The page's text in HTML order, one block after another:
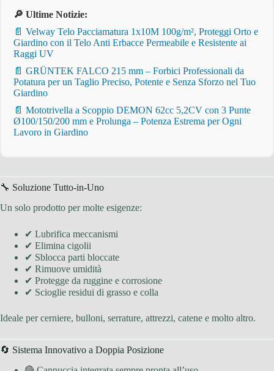
🔎 Ultime Notizie:
📄 Velway Telo Pacciamatura 1x10M 100g/m², Proteggi Orto e
Giardino con il Telo Anti Erbacce Permeabile e Resistente ai
Raggi UV
📄 GRÜNTEK FALCO 215 mm – Forbici Professionali da
Potatura per un Taglio Preciso, Potente e Senza Sforzo nel Tuo
Giardino
📄 Mototrivella a Scoppio DEMON 62cc 5,2CV con 3 Punte
Ø100/150/200 mm e Prolunga – Potenza Estrema per Ogni
Lavoro in Giardino
🔧 Soluzione Tutto-in-Uno
Un solo prodotto per molte esigenze:
✔ Lubrifica meccanismi
✔ Elimina cigolii
✔ Sblocca parti bloccate
✔ Rimuove umidità
✔ Protegge da ruggine e corrosione
✔ Scioglie residui di grasso e colla
Ideale per cerniere, bulloni, serrature, attrezzi, catene e molto altro.
🔄 Sistema Innovativo a Doppia Posizione